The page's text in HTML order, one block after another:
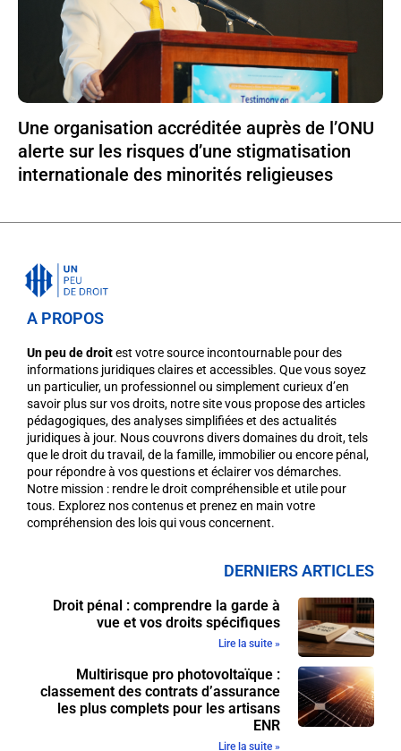
Une organisation accréditée auprès de l’ONU
alerte sur les risques d’une stigmatisation
internationale des minorités religieuses
A PROPOS
Un peu de droitest votre source incontournable pour des
informations juridiques claires et accessibles. Que vous soyez
un particulier, un professionnel ou simplement curieux d’en
savoir plus sur vos droits, notre site vous propose des articles
pédagogiques, des analyses simplifiées et des actualités
juridiques à jour. Nous couvrons divers domaines du droit, tels
que le droit du travail, de la famille, immobilier ou encore pénal,
pour répondre à vos questions et éclairer vos démarches.
Notre mission : rendre le droit compréhensible et utile pour
tous. Explorez nos contenus et prenez en main votre
compréhension des lois qui vous concernent.
DERNIERS ARTICLES
Droit pénal : comprendre la garde à
vue et vos droits spécifiques
Lire la suite »
Multirisque pro photovoltaïque :
classement des contrats d’assurance
les plus complets pour les artisans
ENR
Lire la suite »